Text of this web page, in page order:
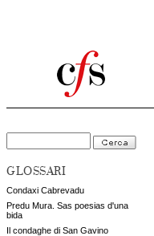
GLOSSARI
Condaxi Cabrevadu
Predu Mura. Sas poesias d'una
bida
Il condaghe di San Gavino